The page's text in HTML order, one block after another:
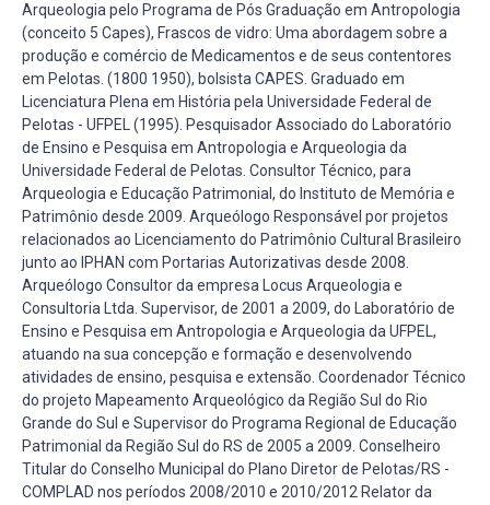
Arqueologia pelo Programa de Pós Graduação em Antropologia
(conceito 5 Capes), Frascos de vidro: Uma abordagem sobre a
produção e comércio de Medicamentos e de seus contentores
em Pelotas. (1800 1950), bolsista CAPES. Graduado em
Licenciatura Plena em História pela Universidade Federal de
Pelotas - UFPEL (1995). Pesquisador Associado do Laboratório
de Ensino e Pesquisa em Antropologia e Arqueologia da
Universidade Federal de Pelotas. Consultor Técnico, para
Arqueologia e Educação Patrimonial, do Instituto de Memória e
Patrimônio desde 2009. Arqueólogo Responsável por projetos
relacionados ao Licenciamento do Patrimônio Cultural Brasileiro
junto ao IPHAN com Portarias Autorizativas desde 2008.
Arqueólogo Consultor da empresa Locus Arqueologia e
Consultoria Ltda. Supervisor, de 2001 a 2009, do Laboratório de
Ensino e Pesquisa em Antropologia e Arqueologia da UFPEL,
atuando na sua concepção e formação e desenvolvendo
atividades de ensino, pesquisa e extensão. Coordenador Técnico
do projeto Mapeamento Arqueológico da Região Sul do Rio
Grande do Sul e Supervisor do Programa Regional de Educação
Patrimonial da Região Sul do RS de 2005 a 2009. Conselheiro
Titular do Conselho Municipal do Plano Diretor de Pelotas/RS -
COMPLAD nos períodos 2008/2010 e 2010/2012 Relator da